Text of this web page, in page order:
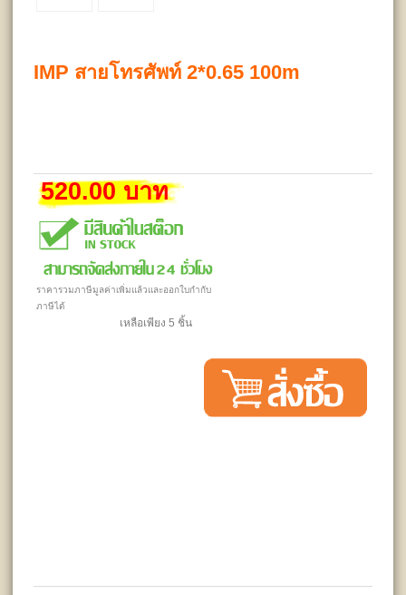
IMP สายโทรศัพท์ 2*0.65 100m
520.00 บาท
ราคารวมภาษีมูลค่าเพิ่มแล้วและออกใบกำกับ
ภาษีได้
เหลือเพียง 5 ชิ้น